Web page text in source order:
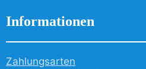
Informationen
Zahlungsarten